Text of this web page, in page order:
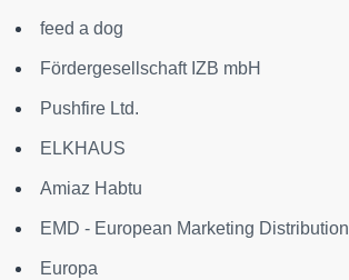
feed a dog
Fördergesellschaft IZB mbH
Pushfire Ltd.
ELKHAUS
Amiaz Habtu
EMD - European Marketing Distribution
Europa